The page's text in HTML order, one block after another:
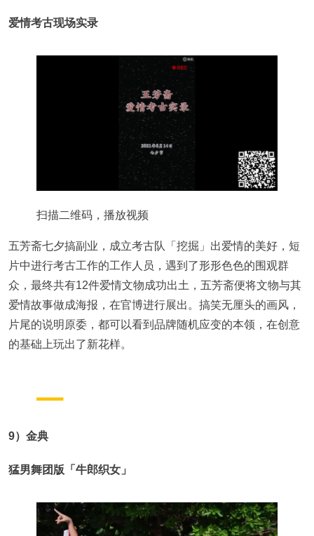
爱情考古现场实录
扫描二维码，播放视频
五芳斋七夕搞副业，成立考古队「挖掘」出爱情的美好，短
片中进行考古工作的工作人员，遇到了形形色色的围观群
众，最终共有12件爱情文物成功出土，五芳斋便将文物与其
爱情故事做成海报，在官博进行展出。搞笑无厘头的画风，
片尾的说明原委，都可以看到品牌随机应变的本领，在创意
的基础上玩出了新花样。
9）金典
猛男舞团版「牛郎织女」